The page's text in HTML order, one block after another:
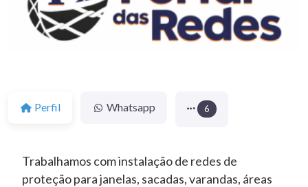
Perfil Whatsapp 6
Trabalhamos com instalação de redes de
proteção para janelas, sacadas, varandas, áreas